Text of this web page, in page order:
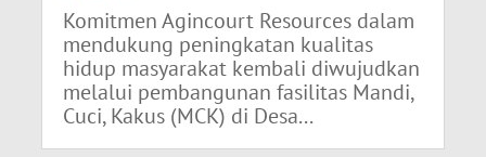
Komitmen Agincourt Resources dalam
mendukung peningkatan kualitas
hidup masyarakat kembali diwujudkan
melalui pembangunan fasilitas Mandi,
Cuci, Kakus (MCK) di Desa...